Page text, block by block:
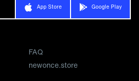
App Store Google Play
FAQ
newonce.store